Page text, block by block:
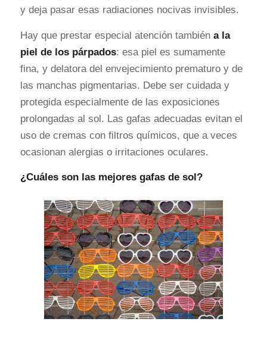
y deja pasar esas radiaciones nocivas invisibles.
Hay que prestar especial atención tambiéna la
piel de los párpados: esa piel es sumamente
fina, y delatora del envejecimiento prematuro y de
las manchas pigmentarias. Debe ser cuidada y
protegida especialmente de las exposiciones
prolongadas al sol. Las gafas adecuadas evitan el
uso de cremas con filtros químicos, que a veces
ocasionan alergias o irritaciones oculares.
¿Cuáles son las mejores gafas de sol?